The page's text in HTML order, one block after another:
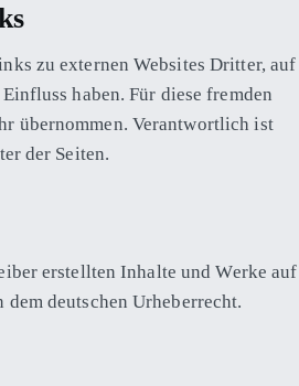
zu externen Websites Dritter, auf
haben. Für diese fremden
übernommen. Verantwortlich ist
der Seiten.
erstellten Inhalte und Werke auf
deutschen Urheberrecht.